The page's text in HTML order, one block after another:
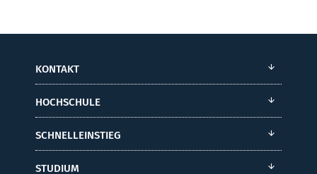
KONTAKT
HOCHSCHULE
SCHNELLEINSTIEG
STUDIUM